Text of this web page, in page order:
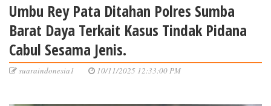
Sesama Jenis.
Umbu Rey Pata Ditahan Polres Sumba
Barat Daya Terkait Kasus Tindak Pidana
Cabul Sesama Jenis.
suaraindonesia1 10/11/2025 12:33:00 PM